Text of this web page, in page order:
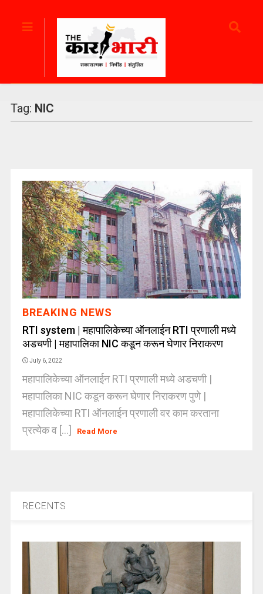
Tag: NIC
BREAKING NEWS
RTI system | महापालिकेच्या ऑनलाईन RTI प्रणाली मध्ये
अडचणी | महापालिका NIC कडून करून घेणार निराकरण
July 6, 2022
महापालिकेच्या ऑनलाईन RTI प्रणाली मध्ये अडचणी |
महापालिका NIC कडून करून घेणार निराकरण पुणे |
महापालिकेच्या RTI ऑनलाईन प्रणाली वर काम करताना
प्रत्येक व [...]
Read More
RECENTS